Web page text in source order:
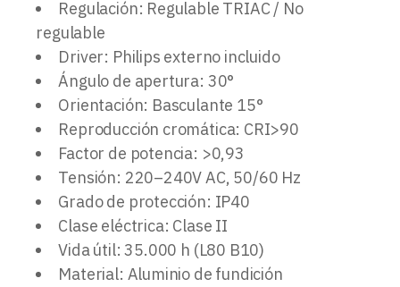
Regulación: Regulable TRIAC / No
regulable
Driver: Philips externo incluido
Ángulo de apertura: 30°
Orientación: Basculante 15°
Reproducción cromática: CRI>90
Factor de potencia: >0,93
Tensión: 220–240V AC, 50/60 Hz
Grado de protección: IP40
Clase eléctrica: Clase II
Vida útil: 35.000 h (L80 B10)
Material: Aluminio de fundición